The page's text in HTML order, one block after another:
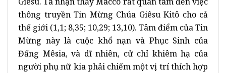
thông truyền Tin Mừng Chúa Giêsu Kitô cho cả
thế giới (1,1; 8,35; 10,29; 13,10). Tâm điểm của Tin
Mừng này là cuộc khổ nạn và Phục Sinh của
Đấng Mêsia, và dĩ nhiên, cử chỉ khiêm hạ của
người phụ nữ kia phải chiếm một vị trí thích hợp